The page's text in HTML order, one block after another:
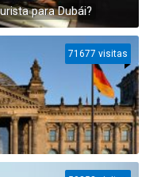
para Dubái?
71677 visitas